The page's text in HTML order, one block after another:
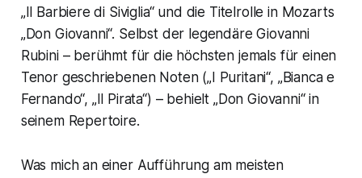
„Il Barbiere di Siviglia“ und die Titelrolle in Mozarts
„Don Giovanni“. Selbst der legendäre Giovanni
Rubini – berühmt für die höchsten jemals für einen
Tenor geschriebenen Noten („I Puritani“, „Bianca e
Fernando“, „Il Pirata“) – behielt „Don Giovanni“ in
seinem Repertoire.
Was mich an einer Aufführung am meisten